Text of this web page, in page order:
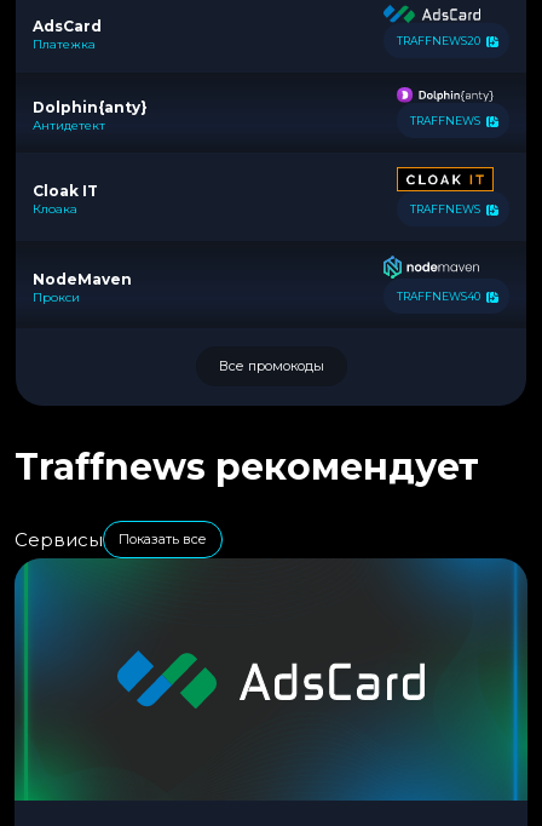
AdsCard
Платежка TRAFFNEWS20
Dolphin{anty}
Антидетект TRAFFNEWS
Cloak IT
Клоака TRAFFNEWS
NodeMaven
Прокси TRAFFNEWS40
Все промокоды
Traffnews рекомендует
Сервисы Показать все